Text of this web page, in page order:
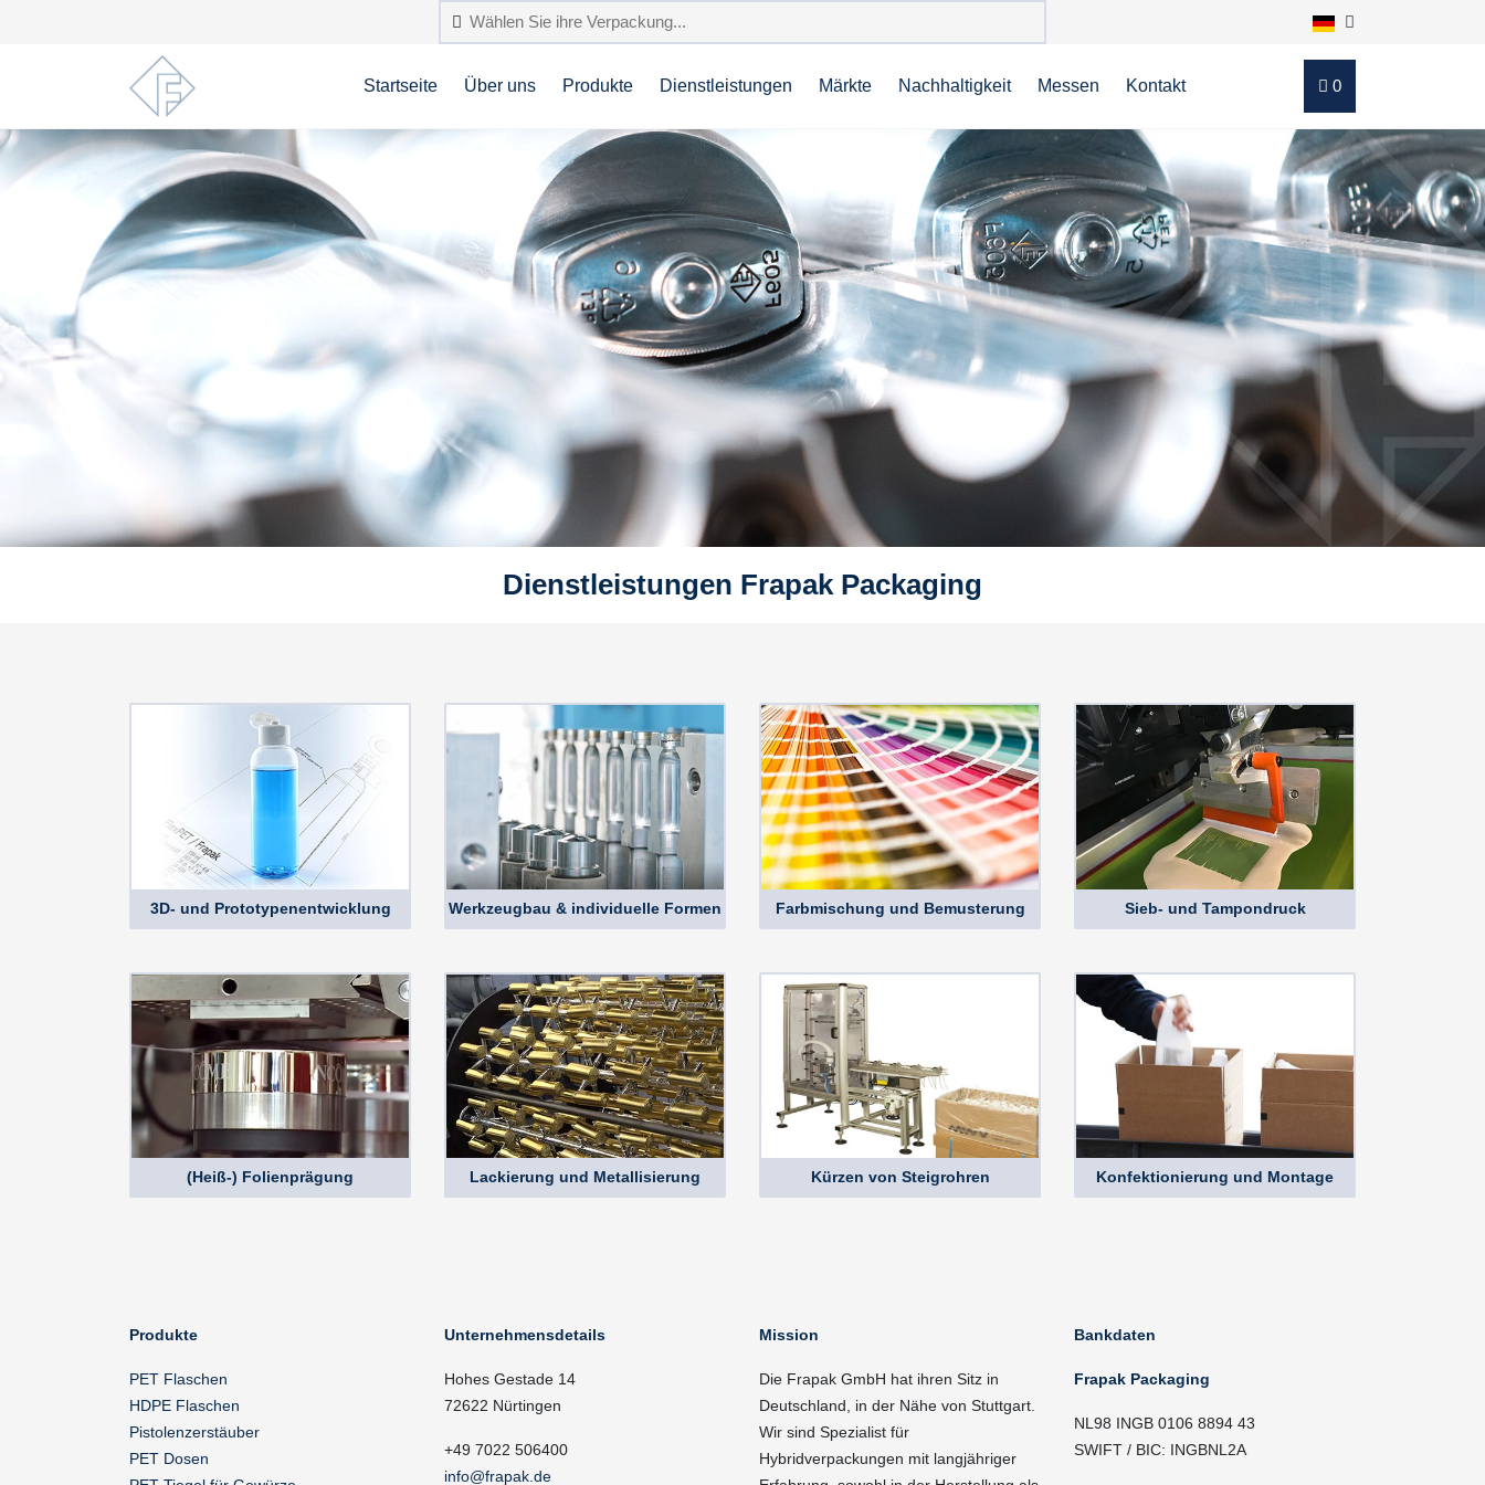
Startseite Über uns Produkte Dienstleistungen Märkte Nachhaltigkeit Messen Kontakt 0
Dienstleistungen Frapak Packaging
3D- und Prototypenentwicklung Werkzeugbau & individuelle Formen Farbmischung und Bemusterung Sieb- und Tampondruck
(Heiß-) Folienprägung Lackierung und Metallisierung Kürzen von Steigrohren Konfektionierung und Montage
Produkte
PET Flaschen
HDPE Flaschen
Pistolenzerstäuber
PET Dosen
Unternehmensdetails
Hohes Gestade 14
72622 Nürtingen
+49 7022 506400
info@frapak.de
Mission
Die Frapak GmbH hat ihren Sitz in
Deutschland, in der Nähe von Stuttgart.
Wir sind Spezialist für
Hybridverpackungen mit langjähriger
Bankdaten
Frapak Packaging
NL98 INGB 0106 8894 43
SWIFT / BIC: INGBNL2A